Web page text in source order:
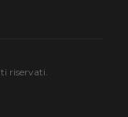
riservati.